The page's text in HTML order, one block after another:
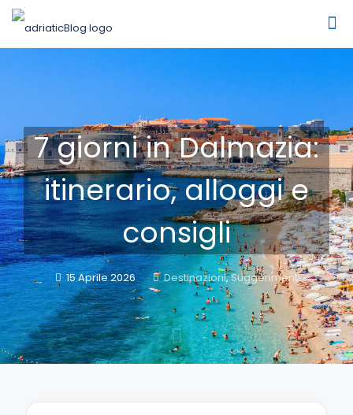
7 giorni in Dalmazia:
itinerario, alloggi e
consigli
15 Aprile 2026 Destinazioni,Suggerimenti